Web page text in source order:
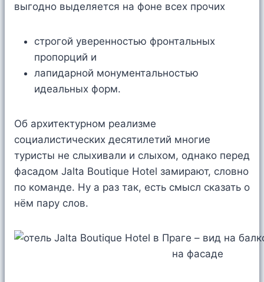
выгодно выделяется на фоне всех прочих
строгой уверенностью фронтальных
пропорций и
лапидарной монументальностью
идеальных форм.
Об архитектурном реализме
социалистических десятилетий многие
туристы не слыхивали и слыхом, однако перед
фасадом Jalta Boutique Hotel замирают, словно
по команде. Ну а раз так, есть смысл сказать о
нём пару слов.